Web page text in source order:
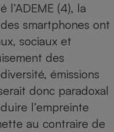
l’ADEME (4), la
smartphones ont
sociaux et
des
émissions
donc paradoxal
l’empreinte
au contraire de